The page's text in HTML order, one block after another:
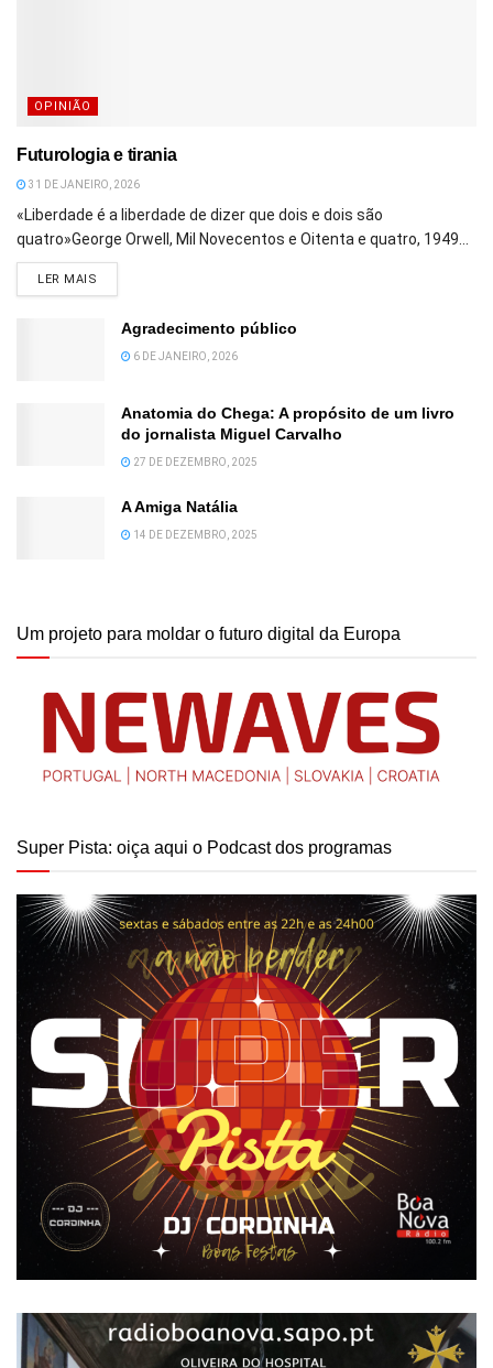
OPINIÃO
Futurologia e tirania
31 DE JANEIRO, 2026
«Liberdade é a liberdade de dizer que dois e dois são
quatro»George Orwell, Mil Novecentos e Oitenta e quatro, 1949...
LER MAIS
Agradecimento público
6 DE JANEIRO, 2026
Anatomia do Chega: A propósito de um livro
do jornalista Miguel Carvalho
27 DE DEZEMBRO, 2025
A Amiga Natália
14 DE DEZEMBRO, 2025
Um projeto para moldar o futuro digital da Europa
Super Pista: oiça aqui o Podcast dos programas